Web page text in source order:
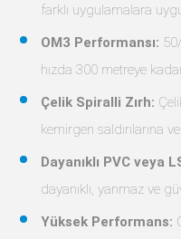
farklı uygulamalara
OM3 Performansı:
hızda 300 metreye
Çelik Spiralli Zırh:
kemirgen saldırılarına
Dayanıklı PVC veya
dayanıklı, yanmaz ve
Yüksek Performans: